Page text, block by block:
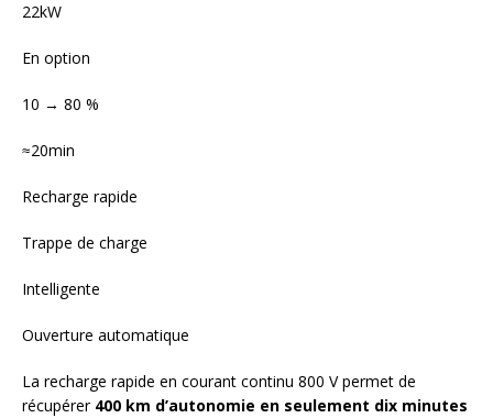
22kW
En option
10 → 80 %
≈20min
Recharge rapide
Trappe de charge
Intelligente
Ouverture automatique
La recharge rapide en courant continu 800 V permet de
récupérer 400 km d’autonomie en seulement dix minutes